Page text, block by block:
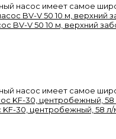
насос имеет самое
BV-V 50 10 м, верхний
насос имеет самое
30, центробежный, 58